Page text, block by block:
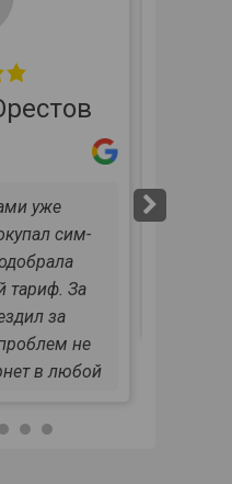
уже
сим-
тариф. За
за
не
в любой
от
бы без
5 6